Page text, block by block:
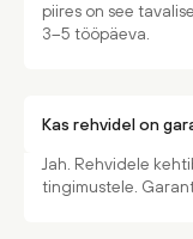
piires on see
3–5 tööpäeva.
Kas rehvidel on
Jah. Rehvidele
tingimustele.